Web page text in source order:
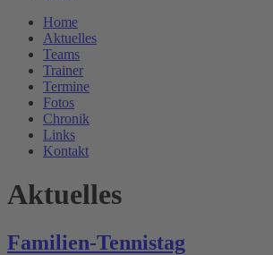
Home
Aktuelles
Teams
Trainer
Termine
Fotos
Chronik
Links
Kontakt
Aktuelles
Familien-Tennistag